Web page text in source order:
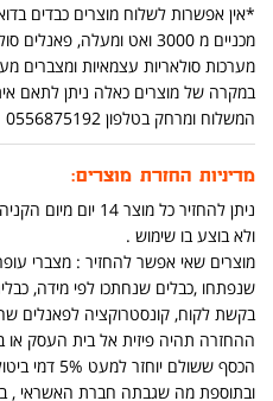
*אין אפשרות לשלוח מוצרים כבדים
מערכות סולאריות עצמאיות ומצברים מעל 30
במקרה של מוצרים כאלה ניתן לתאם
המשלוח ומרחק בטלפון 0556875192
מדיניות החזרת מוצרים:
ניתן להחזיר כל
ולא בוצע בו שימוש .
מוצרים שאי אפשר להחזיר : מצברי
שנפתחו ,כבלים שנחתכו לפי מידה,
בקשת לקוח, קונסטרוקציה לפאנלים
ההחזרה תהיה פיזית אל בית העסק או
ובתוספת מה שגבתה חברת האשראי ,